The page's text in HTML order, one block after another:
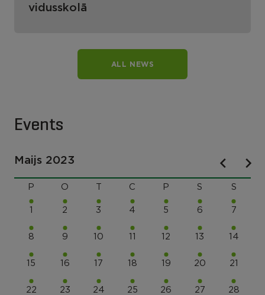
vidusskolā
ALL NEWS
Events
Maijs 2023
P O C P S S
1 2 3 4 5 6 7
8 9 10 11 12 13 14
15 16 17 18 19 20 21
22 23 24 25 26 27 28